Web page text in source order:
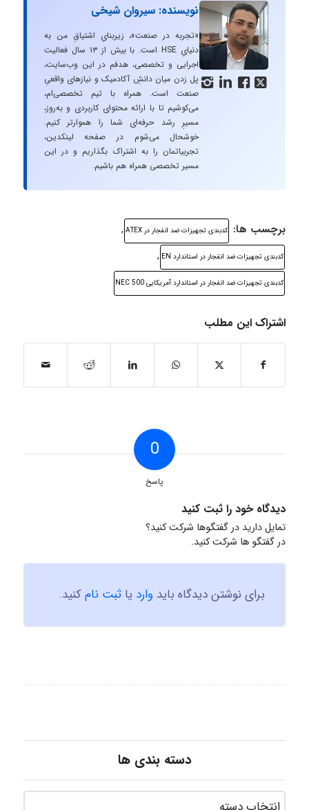
   
نویسنده: سیروان شیخی
«تجربه در صنعت»، زیربنایِ اشتیاقِ من به
دنیایِ HSE است. با بیش از ۱۳ سال فعالیت
اجرایی و تخصصی، هدفم در این وب‌سایت،
پل زدن میان دانشِ آکادمیک و نیازهای واقعیِ
صنعت است. همراه با تیم تخصصی‌ام،
می‌کوشیم تا با ارائه محتوای کاربردی و به‌روز،
مسیرِ رشد حرفه‌ای شما را هموارتر کنیم.
خوشحال می‌شوم در صفحه لینکدین،
تجربیاتمان را به اشتراک بگذاریم و در این
مسیر تخصصی همراه هم باشیم.
برچسب ها: کدبندی تجهیزات ضد انفجار در ATEX ,
کدبندی تجهیزات ضد انفجار در استاندارد EN ,
کدبندی تجهیزات ضد انفجار در استاندارد آمریکایی NEC 500
اشتراک این مطلب
0
پاسخ
دیدگاه خود را ثبت کنید
تمایل دارید در گفتگوها شرکت کنید؟
در گفتگو ها شرکت کنید.
برای نوشتن دیدگاه باید وارد یا ثبت نامکنید.
دسته بندی ها